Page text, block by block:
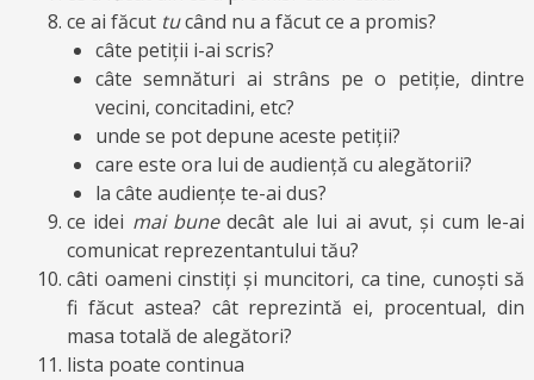
ce ai făcut tucând nu a făcut ce a promis?
câte petiții i-ai scris?
câte semnături ai strâns pe o petiție, dintre
vecini, concitadini, etc?
unde se pot depune aceste petiții?
care este ora lui de audiență cu alegătorii?
la câte audiențe te-ai dus?
ce idei mai bunedecât ale lui ai avut, și cum le-ai
comunicat reprezentantului tău?
câti oameni cinstiți și muncitori, ca tine, cunoști să
fi făcut astea? cât reprezintă ei, procentual, din
masa totală de alegători?
lista poate continua